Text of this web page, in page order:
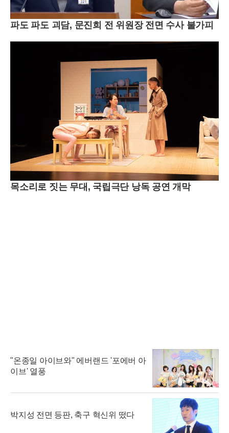
파도 파도 괴담, 문진희 전 위원장 전면 수사 불가피
목소리로 짓는 무대, 국립극단 낭독 공연 개막
"온종일 아이브와" 에버랜드 '포에버 아
이브' 열풍
박지성 전면 등판, 축구 혁신위 떴다